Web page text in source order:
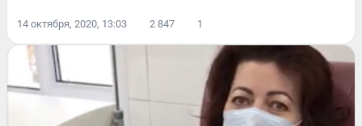
14 октября, 2020, 13:03 2 847 1